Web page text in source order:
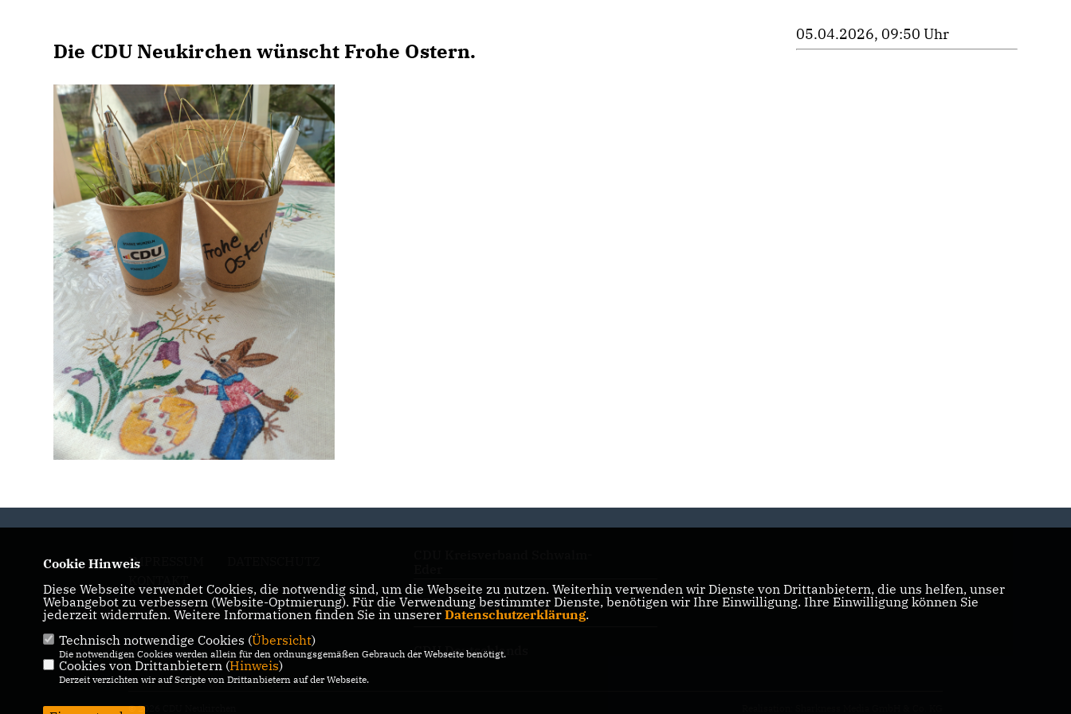
Die CDU Neukirchen wünscht Frohe Ostern.
05.04.2026, 09:50 Uhr
IMPRESSUM
CDU Hessen
CDU Deutschlands
© 2026 CDU Neukirchen
Cookie Hinweis
Diese Webseite verwendet Cookies, die notwendig sind, um die Webseite zu nutzen. Weiterhin verwenden wir Dienste von Drittanbietern, die uns helfen, unser
Webangebot zu verbessern (Website-Optmierung). Für die Verwendung bestimmter Dienste, benötigen wir Ihre Einwilligung. Ihre Einwilligung können Sie
jederzeit widerrufen. Weitere Informationen finden Sie in unserer Datenschutzerklärung.
Technisch notwendige Cookies (Übersicht)
Die notwendigen Cookies werden allein für den ordnungsgemäßen Gebrauch der Webseite benötigt.
Cookies von Drittanbietern (Hinweis)
Derzeit verzichten wir auf Scripte von Drittanbietern auf der Webseite.